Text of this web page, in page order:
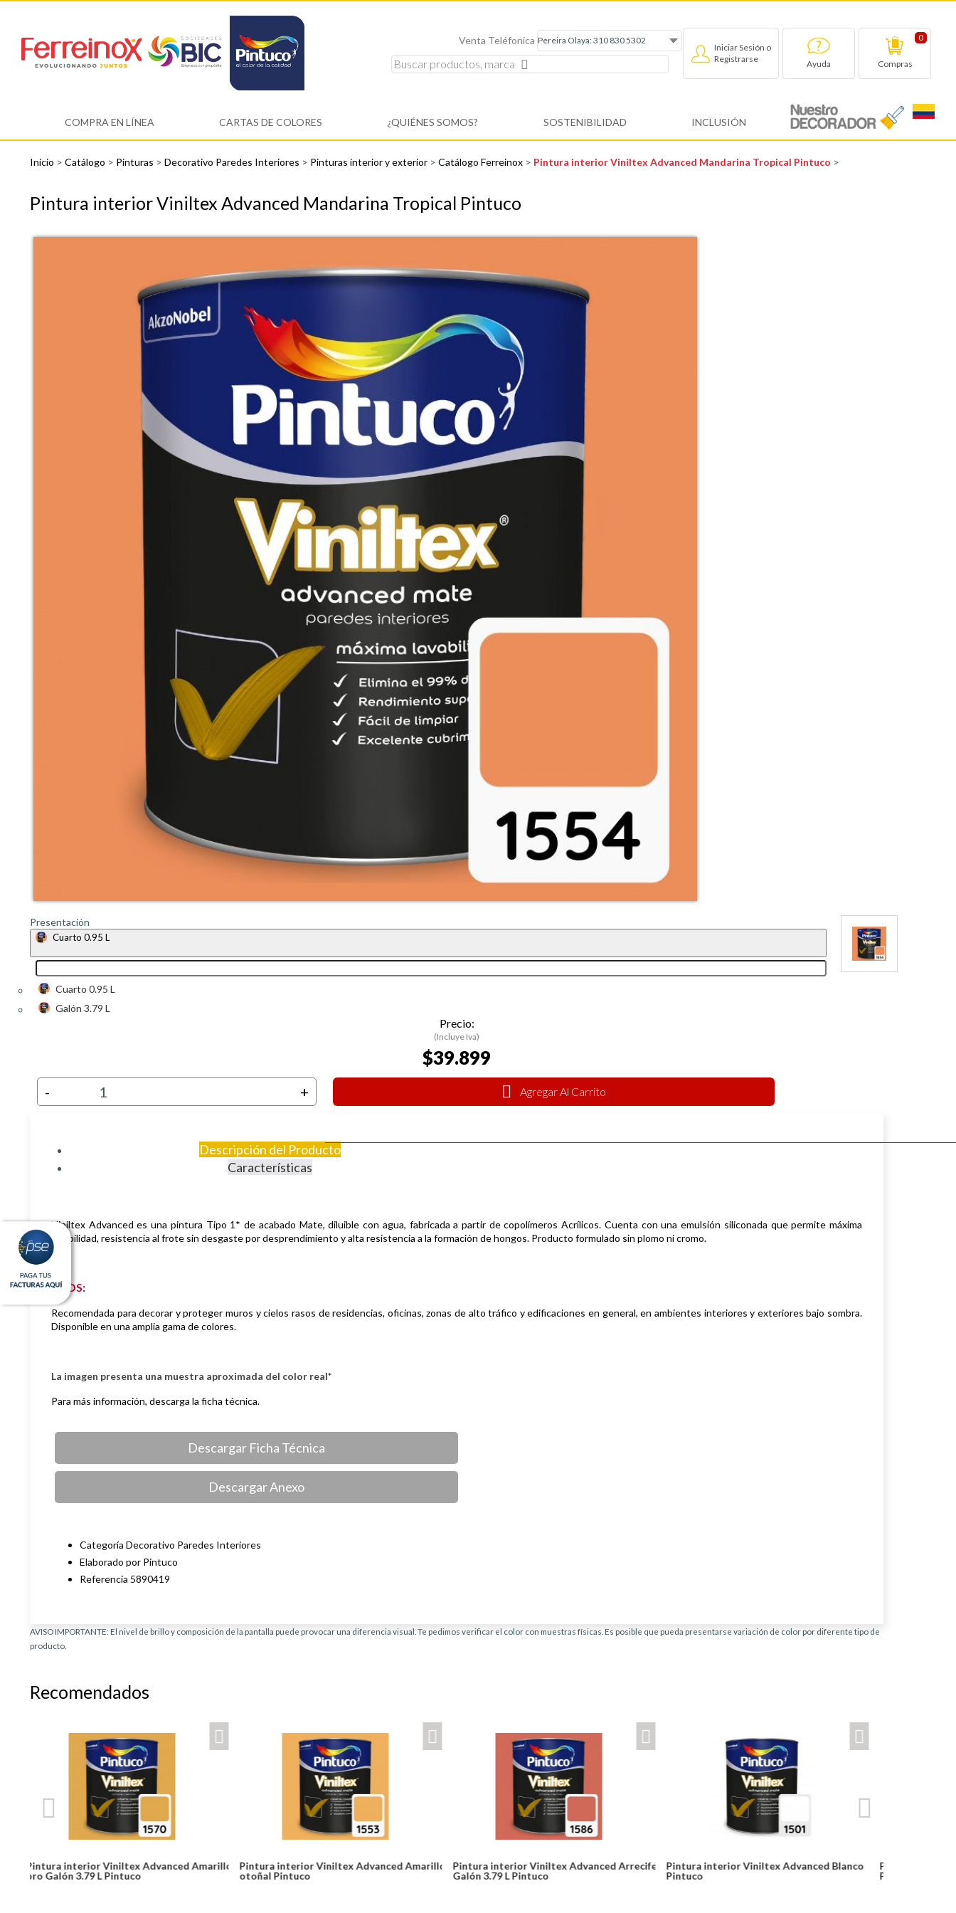
Venta Teléfonica
Iniciar Sesión o
Registrarse
Ayuda
0
Compras
COMPRA EN LÍNEA CARTAS DE COLORES ¿QUIÉNES SOMOS? SOSTENIBILIDAD INCLUSIÓN
Inicio > Catálogo > Pinturas > Decorativo Paredes Interiores > Pinturas interior y exterior > Catálogo Ferreinox > Pintura interior Viniltex Advanced Mandarina Tropical Pintuco >
Pintura interior Viniltex Advanced Mandarina Tropical Pintuco
Presentación
Cuarto 0.95 L
Cuarto 0.95 L
Galón 3.79 L
Precio:
(Incluye Iva)
$39.899
- + Agregar Al Carrito
Descripción del Producto
Características
Viniltex Advanced es una pintura Tipo 1* de acabado Mate, diluible con agua, fabricada a partir de copolímeros Acrílicos. Cuenta con una emulsión siliconada que permite máxima
lavabilidad, resistencia al frote sin desgaste por desprendimiento y alta resistencia a la formación de hongos. Producto formulado sin plomo ni cromo.
USOS:
Recomendada para decorar y proteger muros y cielos rasos de residencias, oficinas, zonas de altotráfico y edificaciones en general, en ambientes interiores y exteriores bajo sombra.
Disponible en una amplia gama de colores.
La imagen presenta una muestra aproximada del color real*
Para más información, descarga la ficha técnica.
Descargar Ficha Técnica
Descargar Anexo
Categoría Decorativo Paredes Interiores
Elaborado por Pintuco
Referencia 5890419
AVISO IMPORTANTE: El nivel de brillo y composición de la pantalla puede provocar una diferencia visual. Te pedimos verificar el color con muestras físicas. Es posible que pueda presentarse variación de color por diferente tipo de
producto.
Recomendados
Pintura interior Viniltex Advanced Amarillo
otoñal Pintuco
Pintura interior Viniltex Advanced Arrecife
Galón 3.79 L Pintuco
Pintura interior Viniltex Advanced Blanco
Pintuco
Pintura interior Viniltex Advanced Rojo vivo
Pintuco